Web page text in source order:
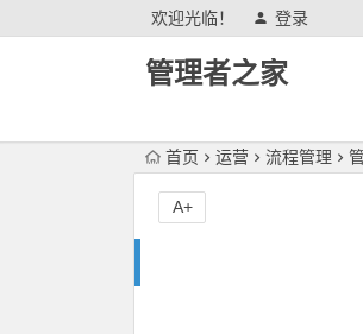
欢迎光临！ 登录
管理者之家
首页 运营 流程管理
A+